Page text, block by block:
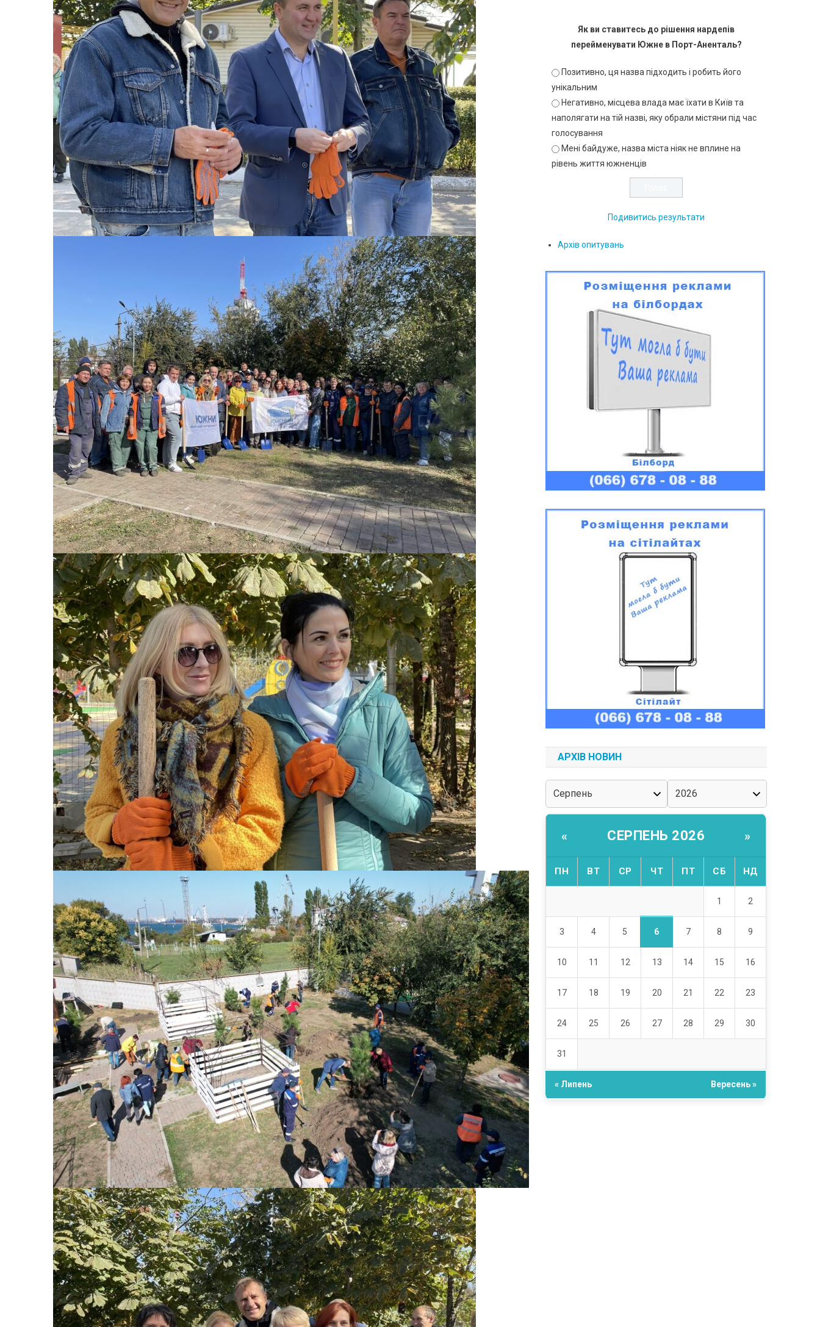
Як ви ставитесь до рішення нардепів
перейменувати Южне в Порт-Аненталь?
Позитивно, ця назва підходить і робить його
унікальним
Негативно, місцева влада має їхати в Київ та
наполягати на тій назві, яку обрали містяни під час
голосування
Мені байдуже, назва міста ніяк не вплине на
рівень життя южненців
Подивитись результати
Архів опитувань
АРХІВ НОВИН
« СЕРПЕНЬ 2026 »
ПН ВТ СР ЧТ ПТ СБ НД
1 2
3 4 5 6 7 8 9
10 11 12 13 14 15 16
17 18 19 20 21 22 23
24 25 26 27 28 29 30
31
« Липень Вересень »